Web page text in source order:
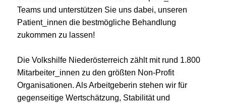
Teams und unterstützen Sie uns dabei, unseren
Patient_innen die bestmögliche Behandlung
zukommen zu lassen!
Die Volkshilfe Niederösterreich zählt mit rund 1.800
Mitarbeiter_innen zu den größten Non-Profit
Organisationen. Als Arbeitgeberin stehen wir für
gegenseitige Wertschätzung, Stabilität und